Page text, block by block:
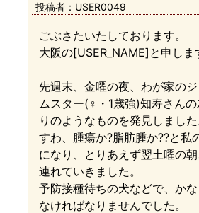
投稿者：USER0049
ごぶさたいたしております。
大阪の[USER_NAME]と申しま
先週末、金曜の夜、わが家の
ムスター(♀・1歳強)知寿さん
りのようなものを発見しました
すわ、腫瘍か?脂肪腫か??と私
になり、とりあえず翌土曜の
連れていきました。
予防接種待ちの犬などで、か
なければなりませんでした。